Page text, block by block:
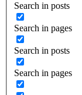
Search in posts
Search in pages
Search in posts
Search in pages